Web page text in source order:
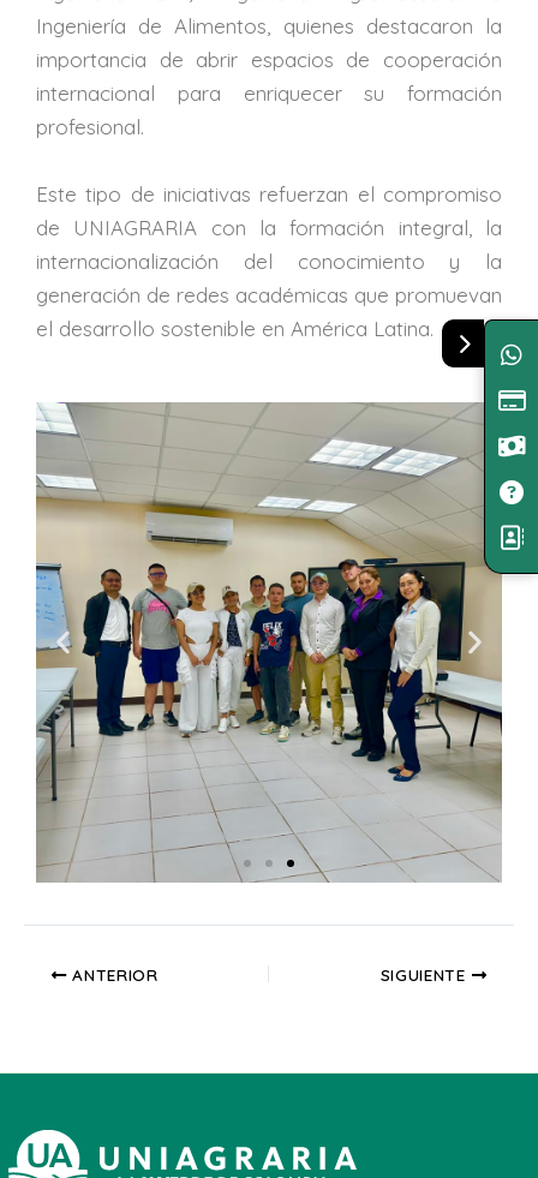
Ingeniería de Alimentos, quienes destacaron la
importancia de abrir espacios de cooperación
internacional para enriquecer su formación
profesional.
Este tipo de iniciativas refuerzan el compromiso
de UNIAGRARIA con la formación integral, la
internacionalización del conocimiento y la
generación de redes académicas que promuevan
el desarrollo sostenible en América Latina.
ANTERIOR SIGUIENTE